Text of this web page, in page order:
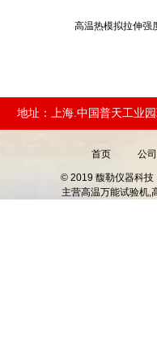
高温热模拟拉伸
地址：上海.中国普天工业
首页 公
© 2019 馥勒仪器科技
主营高温万能试验机,